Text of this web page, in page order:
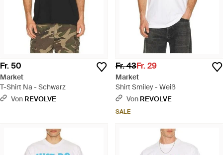
Fr. 50
Market
T-Shirt Na - Schwarz
Von REVOLVE
Fr. 43Fr. 29
Market
Shirt Smiley - Weiß
Von REVOLVE
SALE